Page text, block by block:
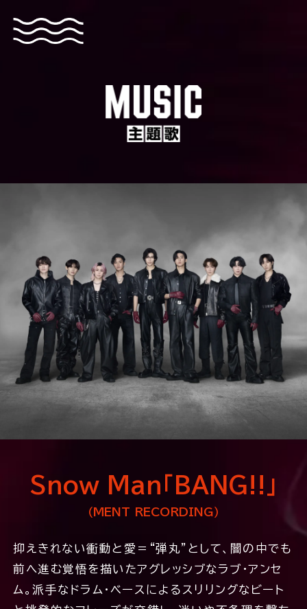
Snow Man「BANG!!」
（MENT RECORDING）
抑えきれない衝動と愛＝“弾丸”として、闇の中でも
前へ進む覚悟を描いたアグレッシブなラブ・アンセ
ム。派手なドラム・ベースによるスリリングなビート